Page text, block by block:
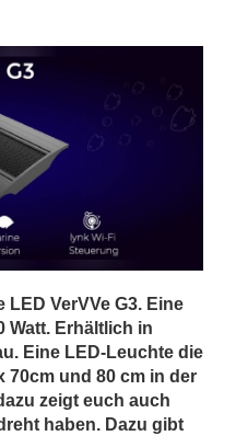
VerVVe G3. Eine
Watt. Erhältlich in
Eine LED-Leuchte die
70cm und 80 cm in der
zeigt euch auch
haben. Dazu gibt